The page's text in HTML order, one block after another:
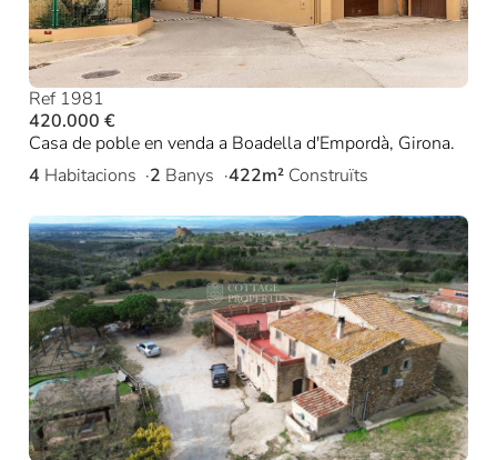
Ref 1981
420.000 €
Casa de poble en venda a Boadella d'Empordà, Girona.
4 Habitacions 2 Banys 422m² Construïts